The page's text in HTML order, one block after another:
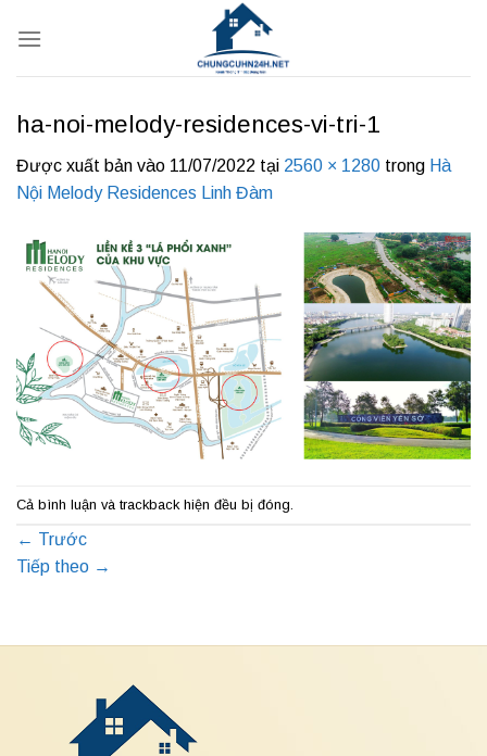
qua
ha-noi-melody-residences-vi-tri-1
Được xuất bản vào 11/07/2022 tại 2560 × 1280 trong Hà
Nội Melody Residences Linh Đàm
Cả bình luận và trackback hiện đều bị đóng.
← Trước
Tiếp theo →